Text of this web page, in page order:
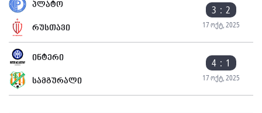
პლატო 3 : 2
17 ოქტ, 2025
რუსთავი
ინტერი 4 : 1
17 ოქტ, 2025
სამგურალი